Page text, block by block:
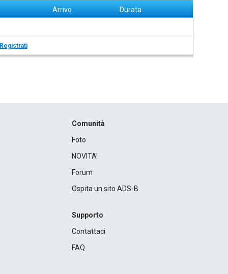
Arrivo Durata
Comunità
Foto
NOVITA'
Forum
Ospita un sito ADS-B
Supporto
Contattaci
FAQ